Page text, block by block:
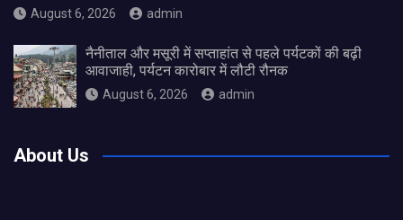
August 6, 2026 admin
नैनीताल और मसूरी में सप्ताहांत से पहले पर्यटकों की बढ़ी
आवाजाही, पर्यटन कारोबार में लौटी रौनक
August 6, 2026 admin
About Us